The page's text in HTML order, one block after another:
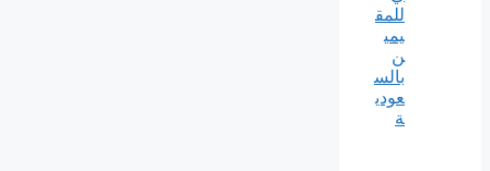
للمق
يمي
ن
بالس
عودي
ة